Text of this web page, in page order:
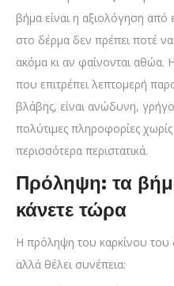
βήμα είναι η αξιολόγηση από
στο δέρμα δεν πρέπει ποτέ
ακόμα κι αν φαίνονται αθώα.
που επιτρέπει λεπτομερή
βλάβης, είναι ανώδυνη,
πολύτιμες πληροφορίες
περισσότερα περιστατικά.
Πρόληψη: τα
κάνετε τώρα
Η πρόληψη του καρκίνου του
αλλά θέλει συνέπεια: